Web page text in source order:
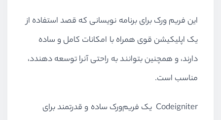
این فریم ورک برای برنامه نویسانی که قصد استفاده از
یک اپلیکیشن قوی همراه با امکانات کامل و ساده
دارند، و همچنین بتوانند به راحتی آنرا توسعه دهندد،
مناسب است.
Codeigniter یک فریم‌ورک ساده و قدرتمند برای